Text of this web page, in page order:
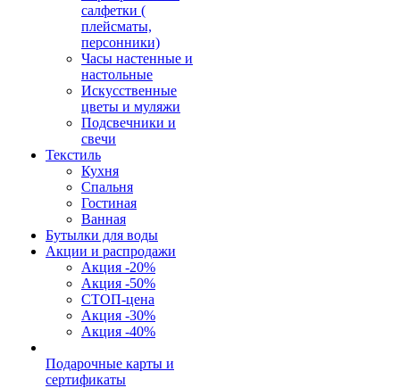
салфетки (
плейсматы,
персонники)
Часы настенные и
настольные
Искусственные
цветы и муляжи
Подсвечники и
свечи
Текстиль
Кухня
Спальня
Гостиная
Ванная
Бутылки для воды
Акции и распродажи
Акция -20%
Акция -50%
СТОП-цена
Акция -30%
Акция -40%
Подарочные карты и
сертификаты